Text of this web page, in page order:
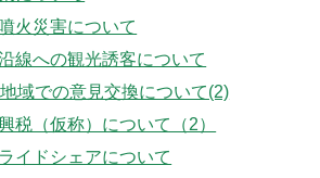
火災害について
線への観光誘客について
域での意見交換について(2)
税（仮称）について（2）
イドシェアについて